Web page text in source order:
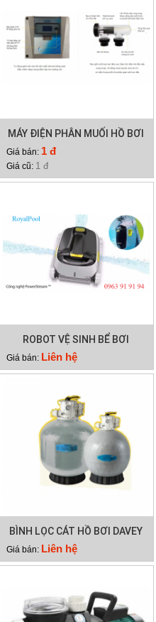
MÁY ĐIỆN PHÂN MUỐI HỒ BƠI
WATERCO HYDROCHLOR
MINERAL 4000
Giá bán: 1 đ
Giá cũ: 1 đ
ROBOT VỆ SINH BỂ BƠI
DOLPHIN X40 PLUS
Giá bán: Liên hệ
BÌNH LỌC CÁT HỒ BƠI DAVEY
DEP2140
Giá bán: Liên hệ